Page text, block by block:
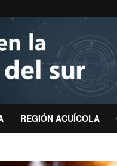
REGIÓN ACUÍCOLA